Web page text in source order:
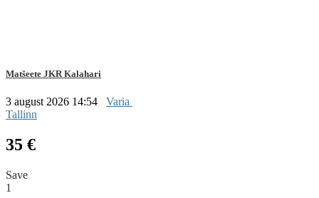
Matšeete JKR Kalahari
3 august 2026 14:54
Varia
Tallinn
35 €
Save
1